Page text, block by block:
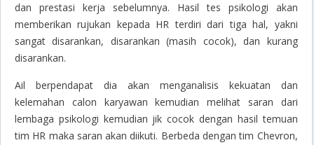
dan prestasi kerja sebelumnya. Hasil tes psikologi akan
memberikan rujukan kepada HR terdiri dari tiga hal, yakni
sangat disarankan, disarankan (masih cocok), dan kurang
disarankan.
Ail berpendapat dia akan menganalisis kekuatan dan
kelemahan calon karyawan kemudian melihat saran dari
lembaga psikologi kemudian jik cocok dengan hasil temuan
tim HR maka saran akan diikuti. Berbeda dengan tim Chevron,